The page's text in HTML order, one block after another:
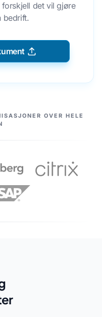
det vil gjøre
bedrift.
OVER HELE